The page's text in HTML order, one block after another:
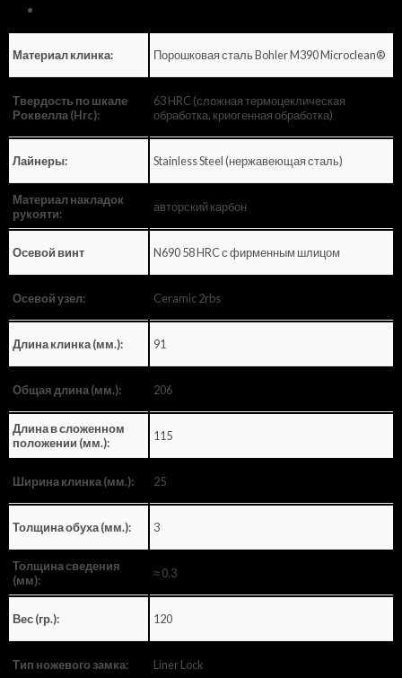
Материал клинка: Порошковая сталь Bohler M390 Microclean®
Твердость по шкале
Роквелла (Hrc):
63 HRC (сложная термоцеклическая
обработка, криогенная обработка)
Лайнеры: Stainless Steel (нержавеющая сталь)
Материал накладок
рукояти:
авторский карбон
Осевой винт N690 58 HRC с фирменным шлицом
Осевой узел: Ceramic 2rbs
Длина клинка (мм.): 91
Общая длина (мм.): 206
Длина в сложенном
положении (мм.):
115
Ширина клинка (мм.): 25
Толщина обуха (мм.): 3
Толщина сведения
(мм):
≈ 0.3
Вес (гр.): 120
Тип ножевого замка: Liner Lock